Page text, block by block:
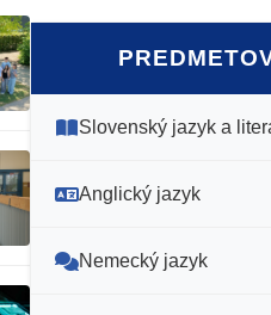
Slovenský jazyk a
Anglický jazyk
Nemecký jazyk